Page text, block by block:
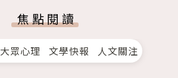
焦點閱讀
大眾心理 文學快報 人文關注